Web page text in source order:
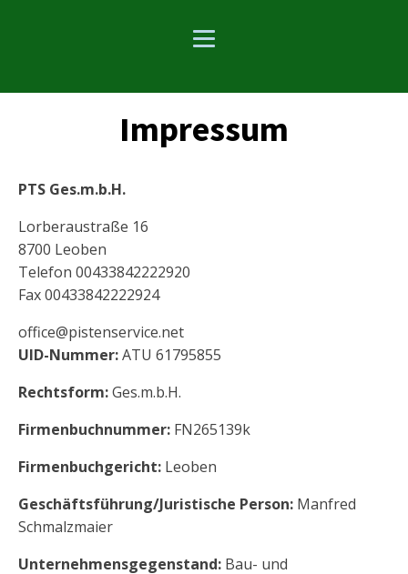
Impressum
PTS Ges.m.b.H.
Lorberaustraße 16
8700 Leoben
Telefon 00433842222920
Fax 00433842222924
office@pistenservice.net
UID-Nummer:ATU 61795855
Rechtsform:Ges.m.b.H.
Firmenbuchnummer: FN265139k
Firmenbuchgericht: Leoben
Geschäftsführung/Juristische Person: Manfred
Schmalzmaier
Unternehmensgegenstand: Bau- und